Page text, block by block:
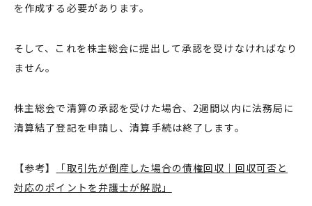
を作成する必要があります。
そして、これを株主総会に提出して承認を受けなければなり
ません。
株主総会で清算の承認を受けた場合、2週間以内に法務局に
清算結了登記を申請し、清算手続は終了します。
【参考】
「取引先が倒産した場合の債権回収｜回収可否と
対応のポイントを弁護士が解説」